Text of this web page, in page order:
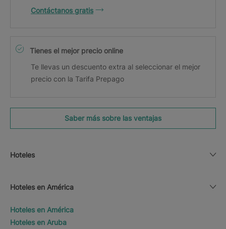
Contáctanos gratis
Tienes el mejor precio online
Te llevas un descuento extra al seleccionar el mejor
precio con la Tarifa Prepago
Saber más sobre las ventajas
Hoteles
Hoteles en América
Hoteles en América
Hoteles en Aruba